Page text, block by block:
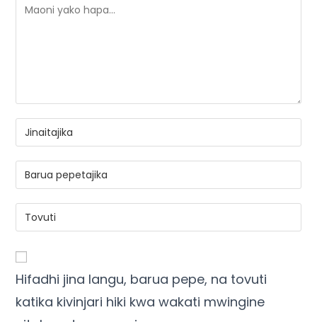
Hifadhi jina langu, barua pepe, na tovuti
katika kivinjari hiki kwa wakati mwingine